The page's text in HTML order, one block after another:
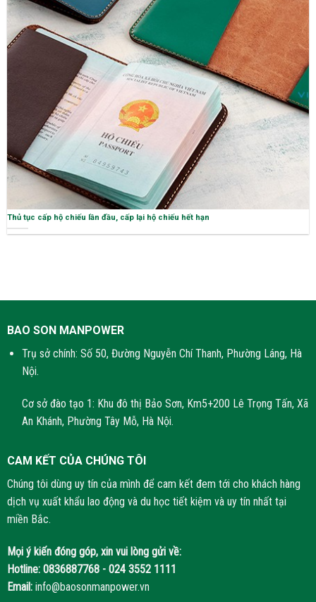
Thủ tục cấp hộ chiếu lần đầu, cấp lại hộ chiếu hết hạn
BAO SON MANPOWER
Trụ sở chính: Số 50, Đường Nguyễn Chí Thanh, Phường Láng, Hà
Nội.
Cơ sở đào tạo 1: Khu đô thị Bảo Sơn, Km5+200 Lê Trọng Tấn, Xã
An Khánh, Phường Tây Mỗ, Hà Nội.
CAM KẾT CỦA CHÚNG TÔI
Chúng tôi dùng uy tín của mình để cam kết đem tới cho khách hàng
dịch vụ xuất khẩu lao động và du học tiết kiệm và uy tín nhất tại
miền Bắc.
Mọi ý kiến đóng góp, xin vui lòng gửi về:
Hotline: 0836887768 - 024 3552 1111
Email: info@baosonmanpower.vn